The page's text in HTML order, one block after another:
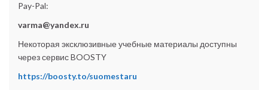
Pay-Pal:
varma@yandex.ru
Некоторая эксклюзивные учебные материалы доступны
через сервис BOOSTY
https://boosty.to/suomestaru